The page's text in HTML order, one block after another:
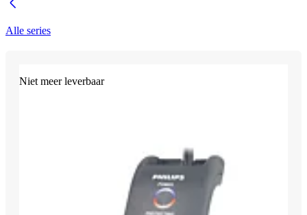
Alle series
Niet meer leverbaar